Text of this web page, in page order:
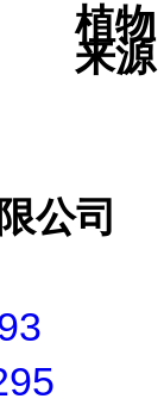
植物
来源
公司